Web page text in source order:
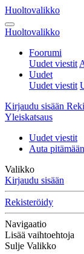
Huoltovalikko
Huoltovalikko
Foorumi
Uudet viestit
Uudet
Uudet viestit
Kirjaudu sisään
Yleiskatsaus
Uudet viestit
Auta
Valikko
Kirjaudu sisään
Rekisteröidy
Navigaatio
Lisää vaihtoehtoja
Sulje Valikko